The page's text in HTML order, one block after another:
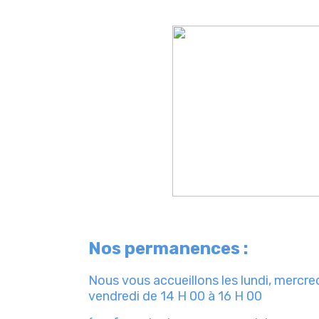
Nos permanences :
Nous vous accueillons les lundi,
vendredi de 14 H 00 à 16 H 00